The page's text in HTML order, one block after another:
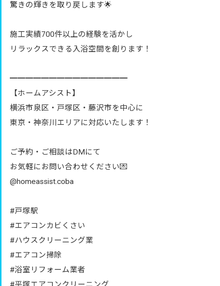
驚きの輝きを取り戻します🌟
施工実績700件以上の経験を活かし
リラックスできる入浴空間を創ります！
━━━━━━━━━━━━━━━
【ホームアシスト】
横浜市泉区・戸塚区・藤沢市を中心に
東京・神奈川エリアに対応いたします！
ご予約・ご相談はDMにて
お気軽にお問い合わせください💌
@homeassist.coba
#戸塚駅
#エアコンカビくさい
#ハウスクリーニング業
#エアコン掃除
#浴室リフォーム業者